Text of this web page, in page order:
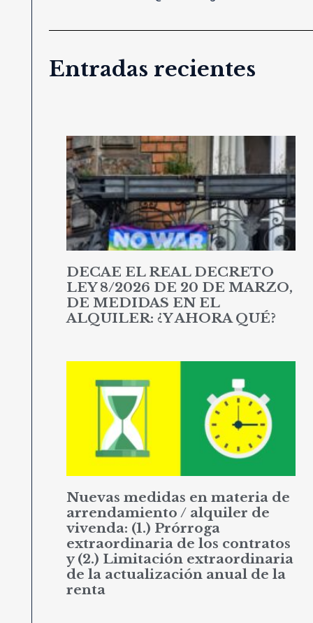
Entradas recientes
DECAE EL REAL DECRETO
LEY 8/2026 DE 20 DE MARZO,
DE MEDIDAS EN EL
ALQUILER: ¿Y AHORA QUÉ?
Nuevas medidas en materia de
arrendamiento / alquiler de
vivenda: (1.) Prórroga
extraordinaria de los contratos
y (2.) Limitación extraordinaria
de la actualización anual de la
renta